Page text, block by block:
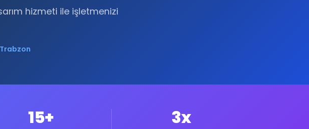
hizmeti ile işletmenizi
Trabzon
15+ 3x